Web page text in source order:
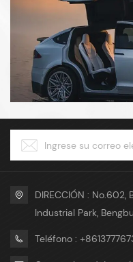
DIRECCIÓN :
Industrial Park,
Teléfono :